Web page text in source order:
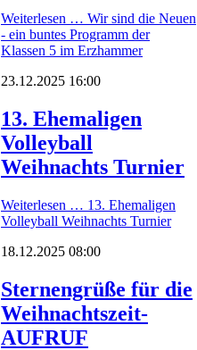
Weiterlesen … Wir sind die Neuen
- ein buntes Programm der
Klassen 5 im Erzhammer
23.12.2025 16:00
13. Ehemaligen
Volleyball
Weihnachts Turnier
Weiterlesen … 13. Ehemaligen
Volleyball Weihnachts Turnier
18.12.2025 08:00
Sternengrüße für die
Weihnachtszeit-
AUFRUF